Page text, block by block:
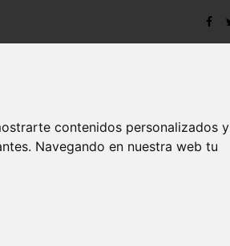
contenidos personalizados y
Navegando en nuestra web tu